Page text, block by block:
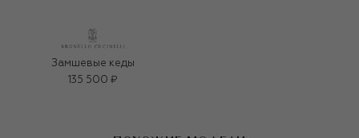
Замшевые кеды
135 500 ₽